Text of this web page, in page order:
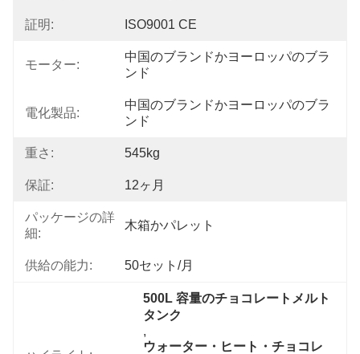
証明: ISO9001 CE
モーター:
中国のブランドかヨーロッパのブラ
ンド
電化製品:
中国のブランドかヨーロッパのブラ
ンド
重さ: 545kg
保証: 12ヶ月
パッケージの詳
細:
木箱かパレット
供給の能力: 50セット/月
500L 容量のチョコレートメルト
タンク
,
ウォーター・ヒート・チョコレ